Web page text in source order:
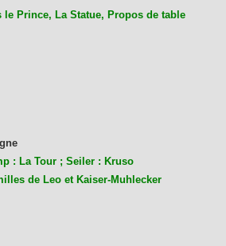
le Prince, La Statue, Propos de table
: La Tour ; Seiler : Kruso
de Leo et Kaiser-Muhlecker